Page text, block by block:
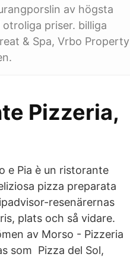
av högsta
priser. billiga
& Spa, Vrbo Property
Pizzeria,
e Pia è un ristorante
pizza preparata
resenärernas
plats och så vidare.
av Morso - Pizzeria
som Pizza del Sol,